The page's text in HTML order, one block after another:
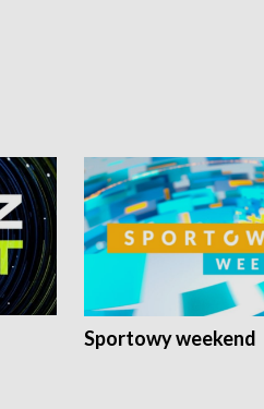
Sportowy weekend